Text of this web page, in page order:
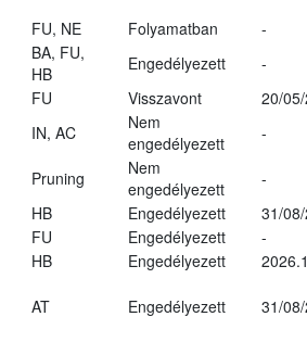
FU, NE Folyamatban
-
BA, FU,
HB
Engedélyezett
-
FU Visszavont
20/
IN, AC
Nem
engedélyezett
-
Pruning
Nem
engedélyezett
-
HB Engedélyezett
31/
FU Engedélyezett
-
HB Engedélyezett
AT Engedélyezett 31/